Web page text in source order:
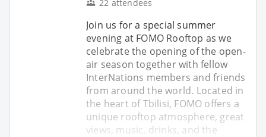
22 attendees
Join us for a special summer
evening at FOMO Rooftop as we
celebrate the opening of the open-
air season together with fellow
InterNations members and friends
from around the world. Located in
the heart of Tbilisi, FOMO offers a
unique rooftop atmosphere, great
views, music, drinks, and the